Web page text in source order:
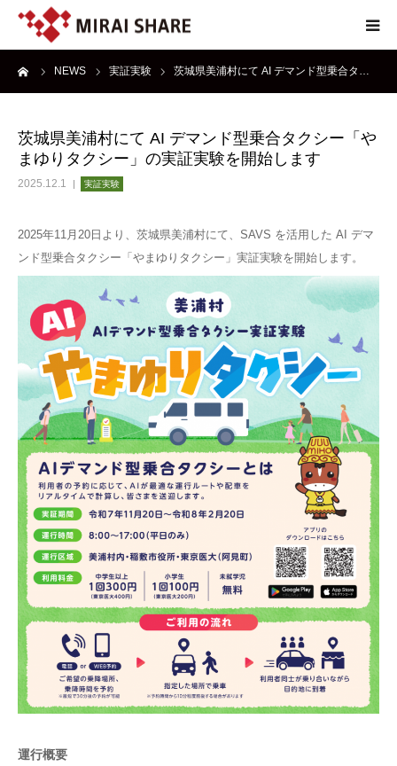
NEWS 実証実験 茨城県美浦村にて AI デマンド型乗合タ…
茨城県美浦村にて AI デマンド型乗合タクシー「や
まゆりタクシー」の実証実験を開始します
2025.12.1 実証実験
2025年11月20日より、茨城県美浦村にて、SAVS を活用した AI デマ
ンド型乗合タクシー「やまゆりタクシー」実証実験を開始します。
運行概要
NEWS
SERVICE
REPORT
ABOUT